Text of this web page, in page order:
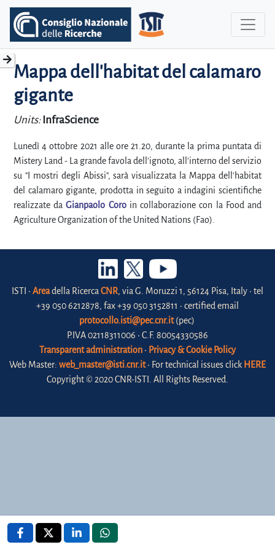
Mappa dell'habitat del calamaro
gigante
Units: InfraScience
Lunedì 4 ottobre 2021 alle ore 21.20, durante la prima puntata di
Mistery Land - La grande favola dell'ignoto, all'interno del servizio
su "I mostri degli Abissi", sarà visualizzata la Mappa dell'habitat
del calamaro gigante, prodotta in seguito a indagini scientifiche
realizzate daGianpaolo Coroin collaborazione con la Food and
Agriculture Organization of the United Nations (Fao).
ISTI • Areadella Ricerca CNR, via G. Moruzzi 1, 56124 Pisa, Italy • tel
+39 050 6212878, fax +39 050 3152811 • certified email
protocollo.isti@pec.cnr.it(pec)
P.IVA 02118311006 • C.F. 80054330586
Transparent administration • Privacy & Cookie Policy
Web Master: web_master@isti.cnr.it• For technical issues click HERE
Copyright © 2020 CNR-ISTI. All Rights Reserved.